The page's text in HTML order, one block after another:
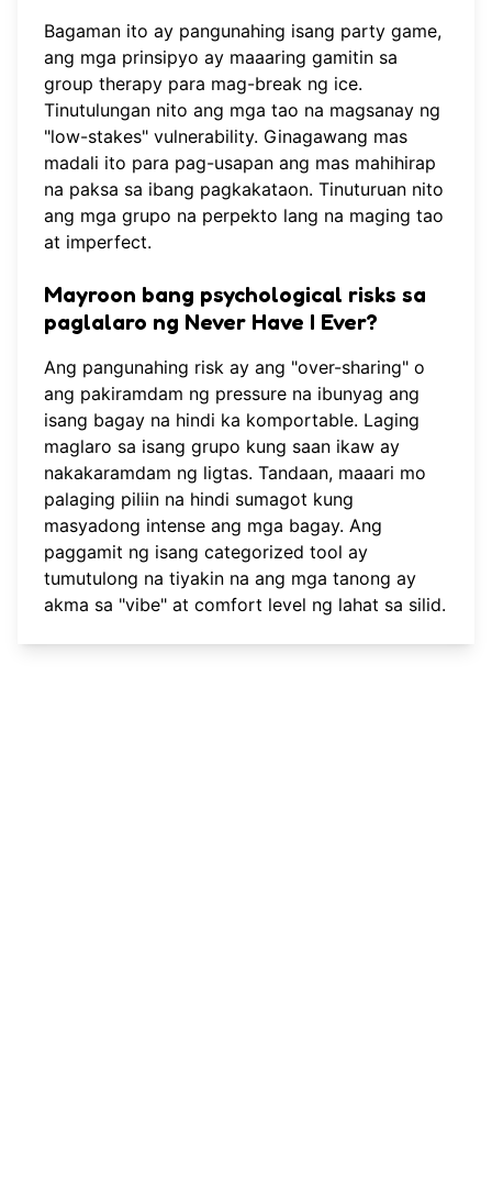
Bagaman ito ay pangunahing isang party game,
ang mga prinsipyo ay maaaring gamitin sa
group therapy para mag-break ng ice.
Tinutulungan nito ang mga tao na magsanay ng
"low-stakes" vulnerability. Ginagawang mas
madali ito para pag-usapan ang mas mahihirap
na paksa sa ibang pagkakataon. Tinuturuan nito
ang mga grupo na perpekto lang na maging tao
at imperfect.
Mayroon bang psychological risks sa
paglalaro ng Never Have I Ever?
Ang pangunahing risk ay ang "over-sharing" o
ang pakiramdam ng pressure na ibunyag ang
isang bagay na hindi ka komportable. Laging
maglaro sa isang grupo kung saan ikaw ay
nakakaramdam ng ligtas. Tandaan, maaari mo
palaging piliin na hindi sumagot kung
masyadong intense ang mga bagay. Ang
paggamit ng isang categorized tool ay
tumutulong na tiyakin na ang mga tanong ay
akma sa "vibe" at comfort level ng lahat sa silid.